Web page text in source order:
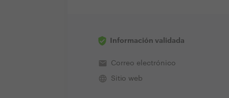
Información validada
email Correo electrónico
language Sitio web